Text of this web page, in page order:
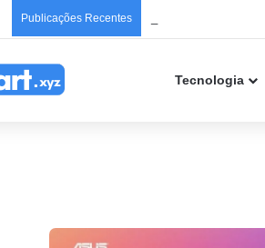
Publicações Recentes
Tecnologia